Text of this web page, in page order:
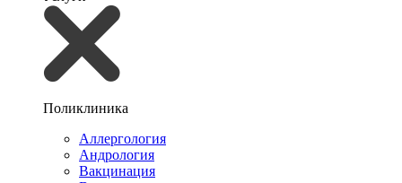
Поликлиника
Аллергология
Андрология
Вакцинация